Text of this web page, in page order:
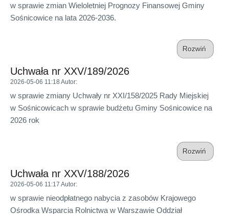
w sprawie zmian Wieloletniej Prognozy Finansowej Gminy
Sośnicowice na lata 2026-2036.
Rozwiń
Uchwała nr XXV/189/2026
2026-05-06 11:18 Autor:
w sprawie zmiany Uchwały nr XXI/158/2025 Rady Miejskiej
w Sośnicowicach w sprawie budżetu Gminy Sośnicowice na
2026 rok
Rozwiń
Uchwała nr XXV/188/2026
2026-05-06 11:17 Autor:
w sprawie nieodpłatnego nabycia z zasobów Krajowego
Ośrodka Wsparcia Rolnictwa w Warszawie Oddział